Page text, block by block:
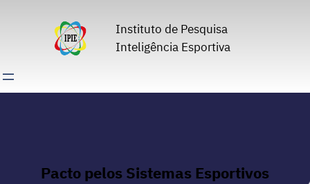
Instituto de Pesquisa
Inteligência Esportiva
Pacto pelos Sistemas Esportivos